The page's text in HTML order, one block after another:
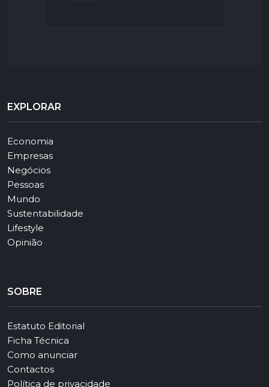
EXPLORAR
Economia
Empresas
Negócios
Pessoas
Mundo
Sustentabilidade
Lifestyle
Opinião
SOBRE
Estatuto Editorial
Ficha Técnica
Como anunciar
Contactos
Política de privacidade